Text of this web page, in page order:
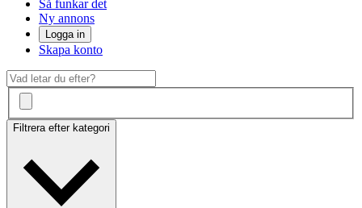
Så funkar det
Ny annons
Logga in
Skapa konto
Filtrera efter kategori